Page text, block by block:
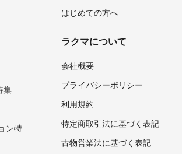
集
ン特
はじめての方へ
ラクマについて
会社概要
プライバシーポリシー
利用規約
特定商取引法に基づく表記
古物営業法に基づく表記